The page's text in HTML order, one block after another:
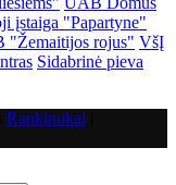
įstaiga "Papartyne"
"Žemaitijos rojus" VšĮ
Sidabrinė pieva
Rankinukai